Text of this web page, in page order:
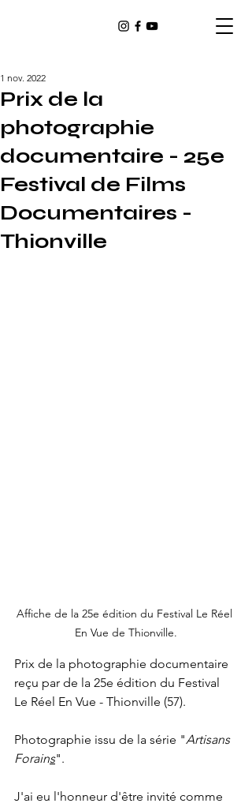
Prix de la
photographie
documentaire - 25e
Festival de Films
Documentaires -
Thionville
1 nov. 2022
Affiche de la 25e édition du Festival Le Réel
En Vue de Thionville.
Prix de la photographie documentaire
reçu par de la 25e édition du Festival
Le Réel En Vue - Thionville (57).
Photographie issu de la série "Artisans
Forains".
J'ai eu l'honneur d'être invité comme